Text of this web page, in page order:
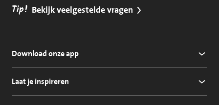
Tip! Bekijk veelgestelde vragen
Download onze app
Laat je inspireren